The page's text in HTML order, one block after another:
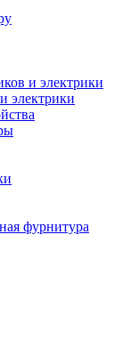
электрики
фурнитура